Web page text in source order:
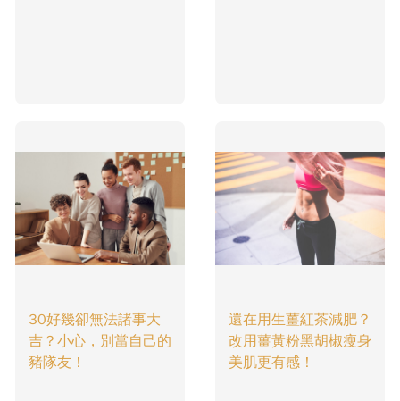
30好幾卻無法諸事大
吉？小心，別當自己的
豬隊友！
還在用生薑紅茶減肥？
改用薑黃粉黑胡椒瘦身
美肌更有感！